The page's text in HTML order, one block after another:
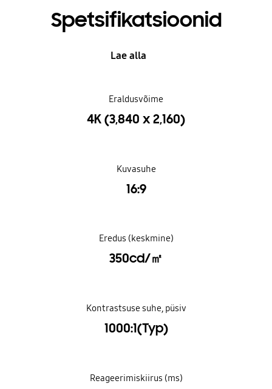
Spetsifikatsioonid
Lae alla
Eraldusvõime
4K (3,840 x 2,160)
Kuvasuhe
16:9
Eredus (keskmine)
350cd/㎡
Kontrastsuse suhe, püsiv
1000:1(Typ)
Reageerimiskiirus (ms)